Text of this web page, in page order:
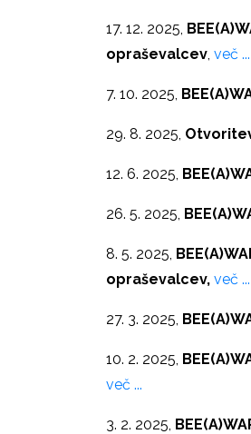
17. 12. 2025,
opraševalcev, več ...
7. 10. 2025,
29. 8. 2025,
12. 6. 2025,
26. 5. 2025,
8. 5. 2025,
opraševalcev, več ...
27. 3. 2025,
10. 2. 2025,
več ...
3. 2. 2025,